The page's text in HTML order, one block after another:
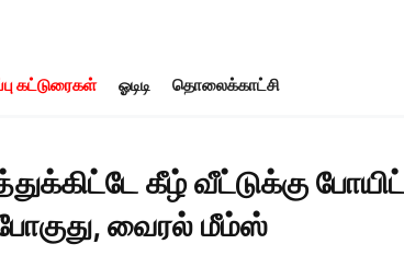
கட்டுரைகள் ஓடிடி தொலைக்காட்சி
கீழ் வீட்டுக்கு
வைரல் மீம்ஸ்